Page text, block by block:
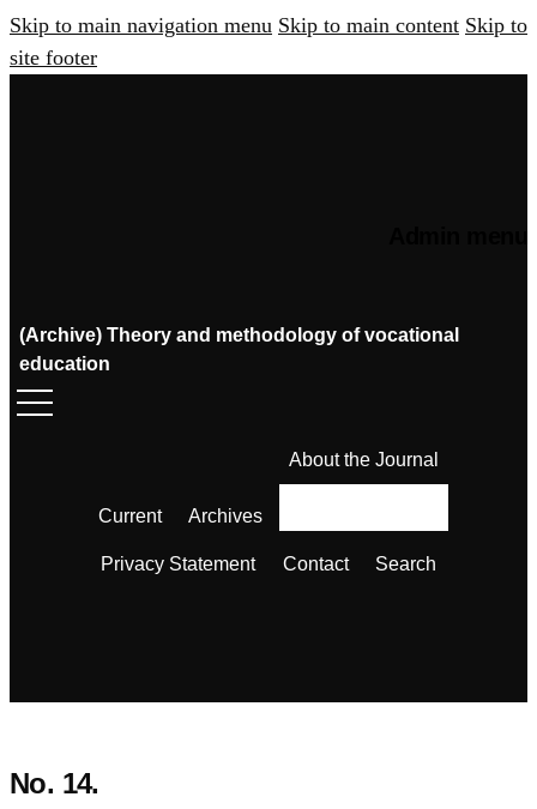
Skip to main navigation menu Skip to main content Skip to
site footer
(Archive) Theory and methodology of vocational
education
Current Archives
About the Journal
Privacy Statement Contact Search
No. 14.